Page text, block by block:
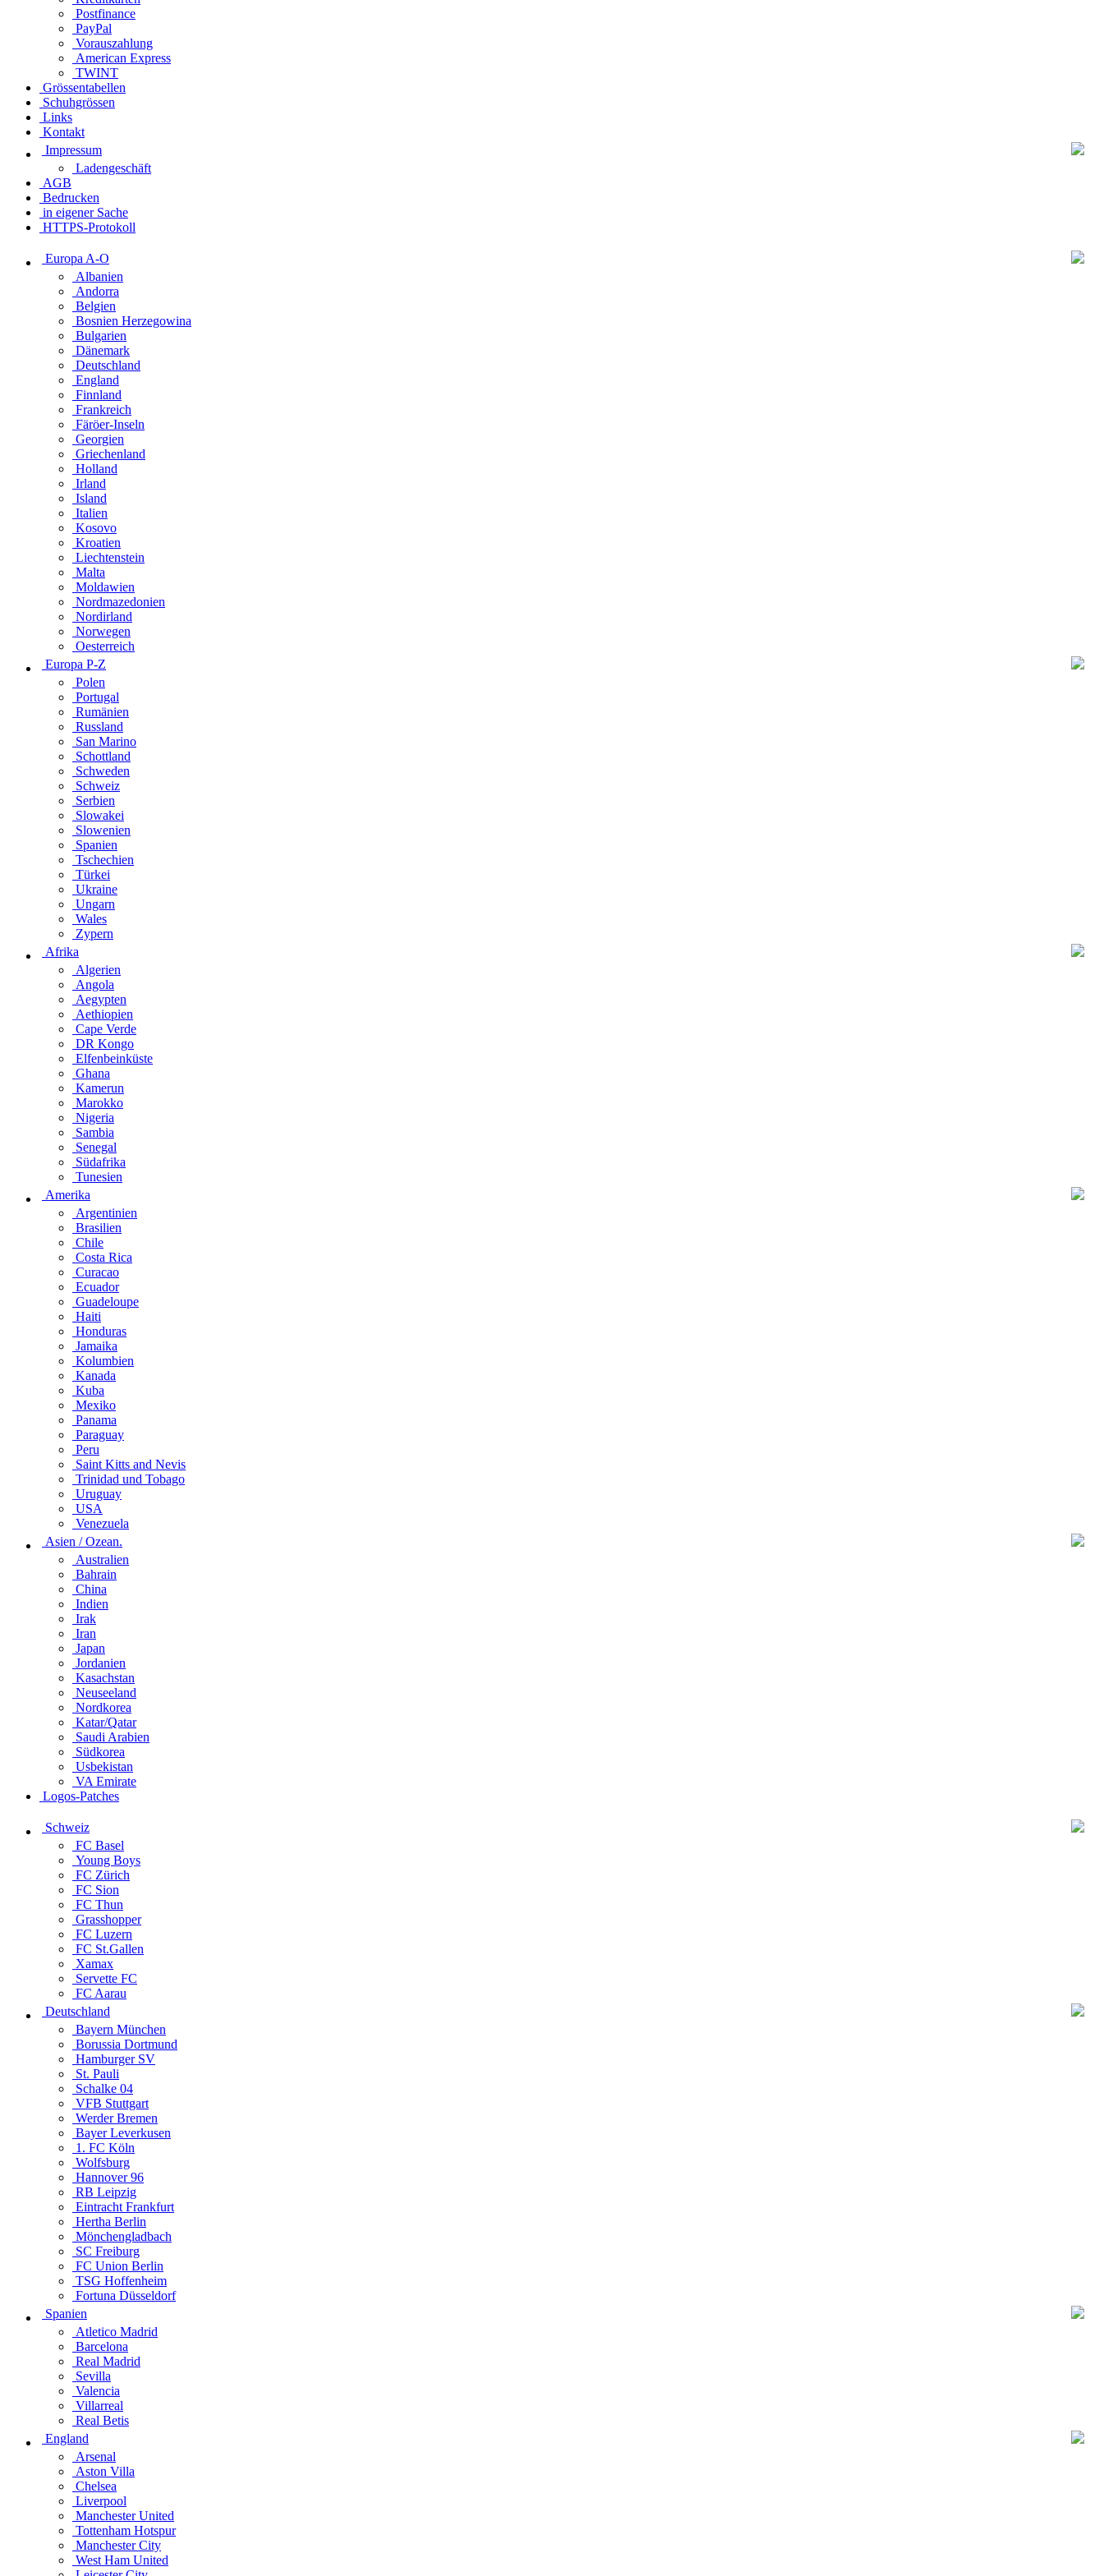
Postfinance
PayPal
Vorauszahlung
American Express
TWINT
Grössentabellen
Schuhgrössen
Links
Kontakt
Impressum
Ladengeschäft
AGB
Bedrucken
in eigener Sache
HTTPS-Protokoll
Europa A-O
Albanien
Andorra
Belgien
Bosnien Herzegowina
Bulgarien
Dänemark
Deutschland
England
Finnland
Frankreich
Färöer-Inseln
Georgien
Griechenland
Holland
Irland
Island
Italien
Kosovo
Kroatien
Liechtenstein
Malta
Moldawien
Nordmazedonien
Nordirland
Norwegen
Oesterreich
Europa P-Z
Polen
Portugal
Rumänien
Russland
San Marino
Schottland
Schweden
Schweiz
Serbien
Slowakei
Slowenien
Spanien
Tschechien
Türkei
Ukraine
Ungarn
Wales
Zypern
Afrika
Algerien
Angola
Aegypten
Aethiopien
Cape Verde
DR Kongo
Elfenbeinküste
Ghana
Kamerun
Marokko
Nigeria
Sambia
Senegal
Südafrika
Tunesien
Amerika
Argentinien
Brasilien
Chile
Costa Rica
Curacao
Ecuador
Guadeloupe
Haiti
Honduras
Jamaika
Kolumbien
Kanada
Kuba
Mexiko
Panama
Paraguay
Peru
Saint Kitts and Nevis
Trinidad und Tobago
Uruguay
USA
Venezuela
Asien / Ozean.
Australien
Bahrain
China
Indien
Irak
Iran
Japan
Jordanien
Kasachstan
Neuseeland
Nordkorea
Katar/Qatar
Saudi Arabien
Südkorea
Usbekistan
VA Emirate
Logos-Patches
Schweiz
FC Basel
Young Boys
FC Zürich
FC Sion
FC Thun
Grasshopper
FC Luzern
FC St.Gallen
Xamax
Servette FC
FC Aarau
Deutschland
Bayern München
Borussia Dortmund
Hamburger SV
St. Pauli
Schalke 04
VFB Stuttgart
Werder Bremen
Bayer Leverkusen
1. FC Köln
Wolfsburg
Hannover 96
RB Leipzig
Eintracht Frankfurt
Hertha Berlin
Mönchengladbach
SC Freiburg
FC Union Berlin
TSG Hoffenheim
Fortuna Düsseldorf
Spanien
Atletico Madrid
Barcelona
Real Madrid
Sevilla
Valencia
Villarreal
Real Betis
England
Arsenal
Aston Villa
Chelsea
Liverpool
Manchester United
Tottenham Hotspur
Manchester City
West Ham United